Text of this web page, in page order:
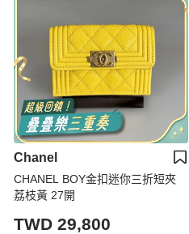
Chanel
CHANEL BOY金扣迷你三折短夾
荔枝黃 27開
TWD 29,800